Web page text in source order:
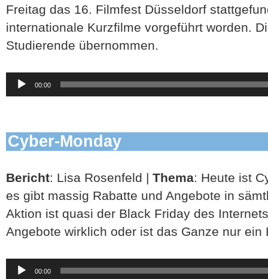
Freitag das 16. Filmfest Düsseldorf
internationale Kurzfilme vorgeführt worden.
Studierende übernommen.
Audio-
Player
00:00
Cyber-Monday
Bericht: Lisa Rosenfeld | Thema: Heute ist
es gibt massig Rabatte und Angebote in
Aktion ist quasi der Black Friday des
Angebote wirklich oder ist das Ganze nur ein
Audio-
Player
00:00